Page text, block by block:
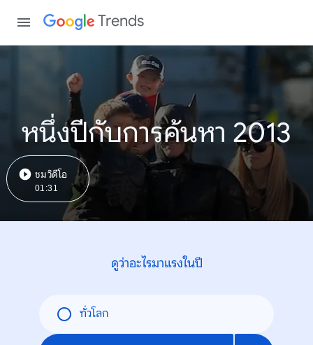
Trends
หนึ่งปีกับการค้นหา 2013
ชมวิดีโอ
01:31
ดูว่าอะไรมาแรงในปี
ทั่วโลก